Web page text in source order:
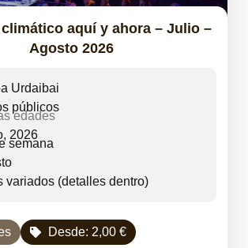
aquí y ahora – Julio –
Agosto 2026
Urdaibai
públicos
edades
2026
semana
variados (detalles dentro)
Desde: 2,00 €